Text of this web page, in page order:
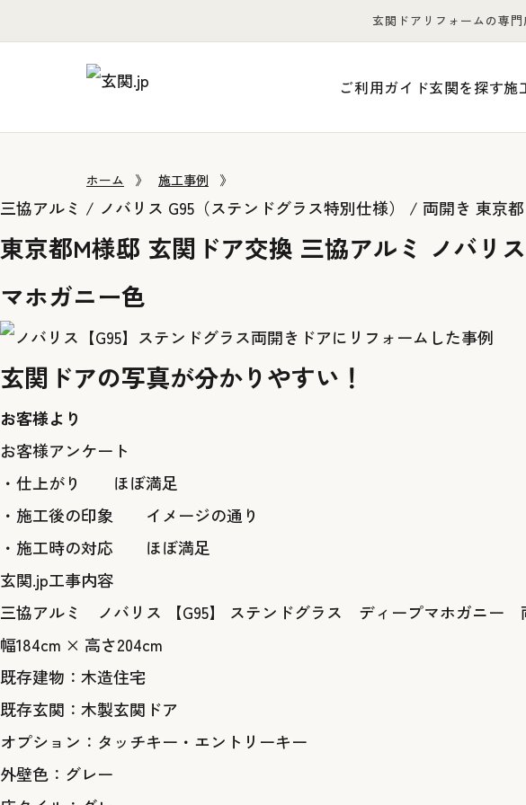
玄関ドアリフォームの専
ご利用ガイド玄関を探す施
ホーム 》 施工事例 》
三協アルミ / ノバリス G95（ステンドグラス特別仕様） / 両開き 東京都
東京都M様邸 玄関ドア交換 三協アルミ ノバリ
マホガニー色
玄関ドアの写真が分かりやすい！
お客様より
お客様アンケート
・仕上がり ほぼ満足
・施工後の印象 イメージの通り
・施工時の対応 ほぼ満足
玄関.jp工事内容
三協アルミ ノバリス 【G95】 ステンドグラス ディープマホガニー
幅184cm × 高さ204cm
既存建物：木造住宅
既存玄関：木製玄関ドア
オプション：タッチキー・エントリーキー
外壁色：グレー